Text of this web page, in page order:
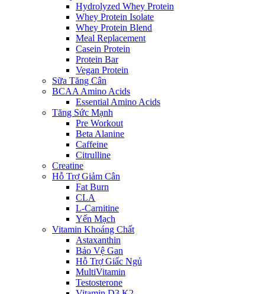
Hydrolyzed Whey Protein
Whey Protein Isolate
Whey Protein Blend
Meal Replacement
Casein Protein
Protein Bar
Vegan Protein
Sữa Tăng Cân
BCAA Amino Acids
Essential Amino Acids
Tăng Sức Mạnh
Pre Workout
Beta Alanine
Caffeine
Citrulline
Creatine
Hỗ Trợ Giảm Cân
Fat Burn
CLA
L-Carnitine
Yến Mạch
Vitamin Khoáng Chất
Astaxanthin
Bảo Vệ Gan
Hỗ Trợ Giấc Ngủ
MultiVitamin
Testosterone